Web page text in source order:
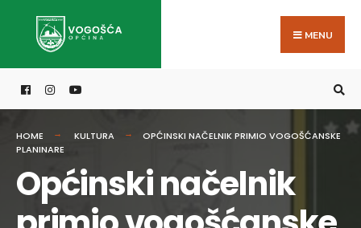
MENU
HOME KULTURA
OPĆINSKI NAČELNIK PRIMIO VOGOŠĆANSKE
PLANINARE
Općinski načelnik
for: